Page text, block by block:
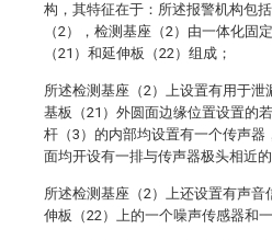
构，其特征在于：所述报警机构包
（2），检测基座（2）由一体化固
（21）和延伸板（22）组成；
所述检测基座（2）上设置有用于
基板（21）外圆面边缘位置设置的
杆（3）的内部均设置有一个传声
面均开设有一排与传声器极头相近的
所述检测基座（2）上还设置有声
伸板（22）上的一个噪声传感器和